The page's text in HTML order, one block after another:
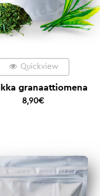
Quickview
granaattiomena
8,90€